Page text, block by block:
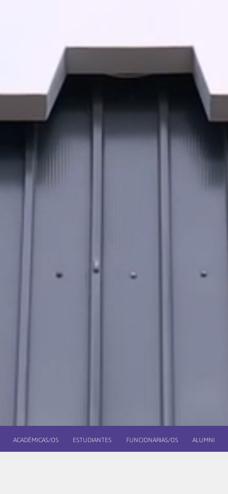
ACADÉMICAS/OS ESTUDIANTES FUNCIONARIAS/OS ALUMNI